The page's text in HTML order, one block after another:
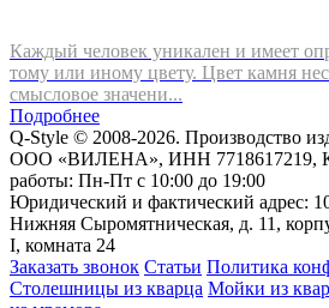
Каждый человек уникален и имеет
тому или иному цвету. Цвет камня
смысловое значени...
Подробнее
Q-Style © 2008-2026. Производство
ООО «ВИЛЕНА», ИНН 7718617219,
работы: Пн-Пт с 10:00 до 19:00
Юридический и фактический адрес:
Нижняя Сыромятническая, д. 11,
I, комната 24
Заказать звонок Статьи Политика
Столешницы из кварца Мойки из